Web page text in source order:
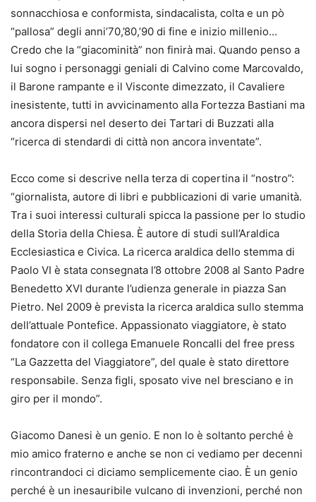
sonnacchiosa e conformista, sindacalista, colta e un pò
“pallosa” degli anni’70,’80,’90 di fine e inizio millenio…
Credo che la “giacominità” non finirà mai. Quando penso a
lui sogno i personaggi geniali di Calvino come Marcovaldo,
il Barone rampante e il Visconte dimezzato, il Cavaliere
inesistente, tutti in avvicinamento alla Fortezza Bastiani ma
ancora dispersi nel deserto dei Tartari di Buzzati alla
“ricerca di stendardi di città non ancora inventate”.
Ecco come si descrive nella terza di copertina il “nostro”:
“giornalista, autore di libri e pubblicazioni di varie umanità.
Tra i suoi interessi culturali spicca la passione per lo studio
della Storia della Chiesa. È autore di studi sull’Araldica
Ecclesiastica e Civica. La ricerca araldica dello stemma di
Paolo VI è stata consegnata l’8 ottobre 2008 al Santo Padre
Benedetto XVI durante l’udienza generale in piazza San
Pietro. Nel 2009 è prevista la ricerca araldica sullo stemma
dell’attuale Pontefice. Appassionato viaggiatore, è stato
fondatore con il collega Emanuele Roncalli del free press
“La Gazzetta del Viaggiatore”, del quale è stato direttore
responsabile. Senza figli, sposato vive nel bresciano e in
giro per il mondo”.
Giacomo Danesi è un genio. E non lo è soltanto perché è
mio amico fraterno e anche se non ci vediamo per decenni
rincontrandoci ci diciamo semplicemente ciao. È un genio
perché è un inesauribile vulcano di invenzioni, perché non